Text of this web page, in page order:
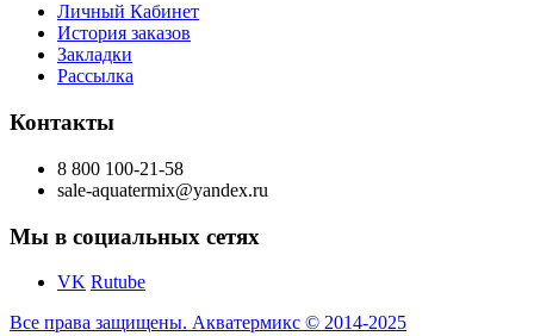
Личный Кабинет
История заказов
Закладки
Рассылка
Контакты
8 800 100-21-58
sale-aquatermix@yandex.ru
Мы в социальных сетях
VK Rutube
Все права защищены. Акватермикс © 2014-2025